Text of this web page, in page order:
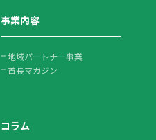
事業内容
地域パートナー事業
首長マガジン
コラム